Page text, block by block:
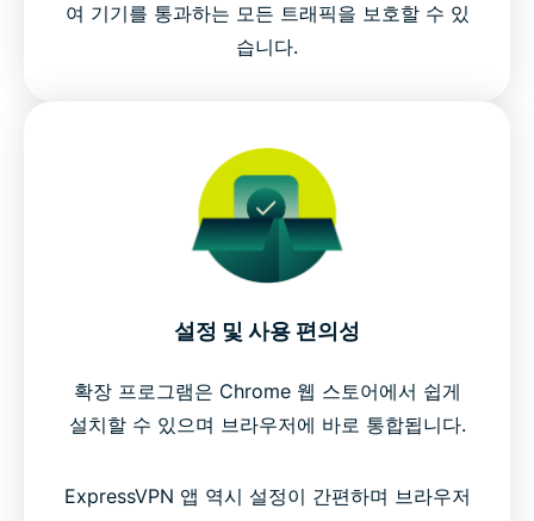
여 기기를 통과하는 모든 트래픽을 보호할 수 있
습니다.
설정 및 사용 편의성
확장 프로그램은 Chrome 웹 스토어에서 쉽게
설치할 수 있으며 브라우저에 바로 통합됩니다.
ExpressVPN 앱 역시 설정이 간편하며 브라우저